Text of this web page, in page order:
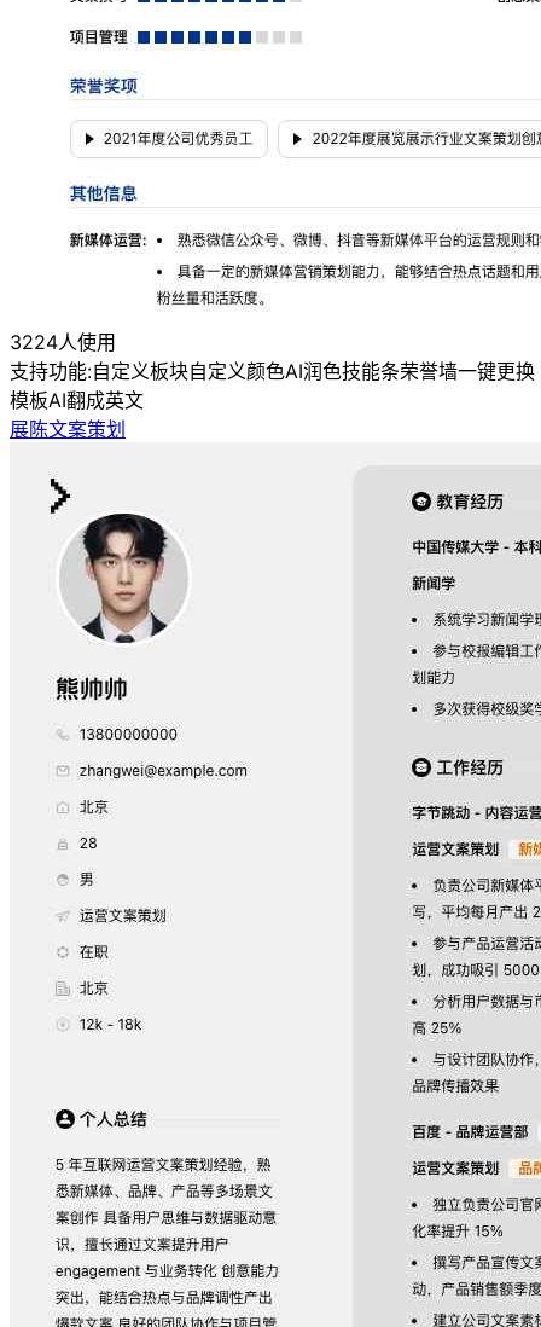
3224人使用
支持功能:自定义板块自定义颜色AI润色技能条荣誉墙一键更换
模板AI翻成英文
展陈文案策划